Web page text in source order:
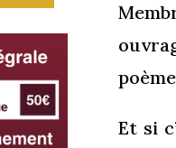
Et si